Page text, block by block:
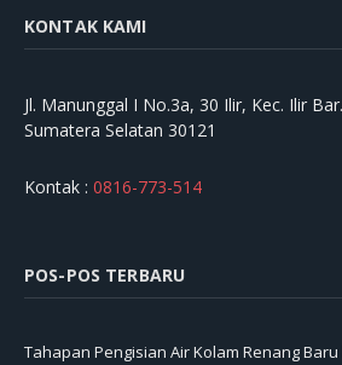
KONTAK KAMI
Jl. Manunggal I No.3a, 30 Ilir, Kec. Ilir
Sumatera Selatan 30121
Kontak : 0816-773-514
POS-POS TERBARU
Tahapan Pengisian Air Kolam Renang